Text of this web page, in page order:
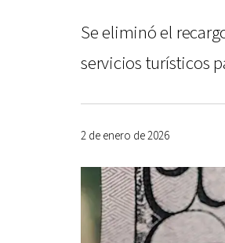
Se eliminó el
servicios turísticos
2 de enero de 2026